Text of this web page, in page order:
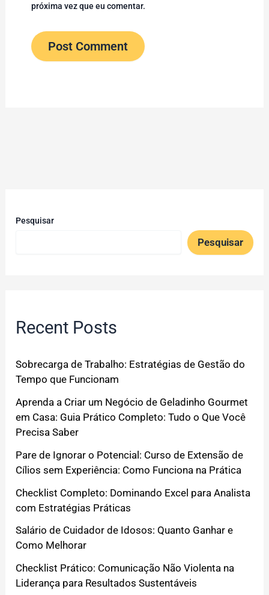
próxima vez que eu comentar.
Pesquisar
Pesquisar
Recent Posts
Sobrecarga de Trabalho: Estratégias de Gestão do
Tempo que Funcionam
Aprenda a Criar um Negócio de Geladinho Gourmet
em Casa: Guia Prático Completo: Tudo o Que Você
Precisa Saber
Pare de Ignorar o Potencial: Curso de Extensão de
Cílios sem Experiência: Como Funciona na Prática
Checklist Completo: Dominando Excel para Analista
com Estratégias Práticas
Salário de Cuidador de Idosos: Quanto Ganhar e
Como Melhorar
Checklist Prático: Comunicação Não Violenta na
Liderança para Resultados Sustentáveis